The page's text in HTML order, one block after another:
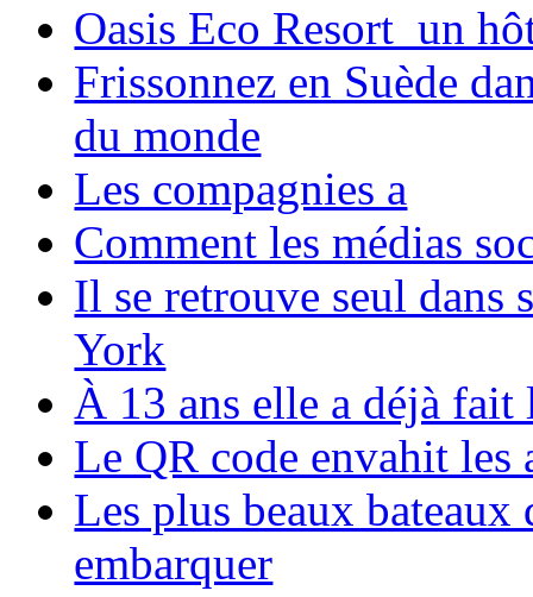
Oasis Eco Resort un
Frissonnez en Suède
du monde
Les compagnies a
Comment les médias
Il se retrouve seul dans
York
À 13 ans elle a déjà
Le QR code envahit les
Les plus beaux bateaux
embarquer